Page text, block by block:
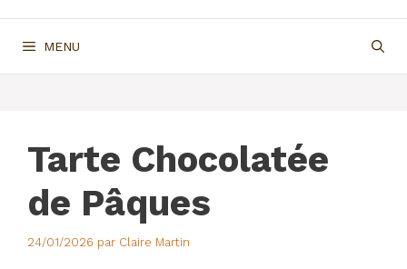
MENU
Tarte Chocolatée
de Pâques
24/01/2026 par Claire Martin